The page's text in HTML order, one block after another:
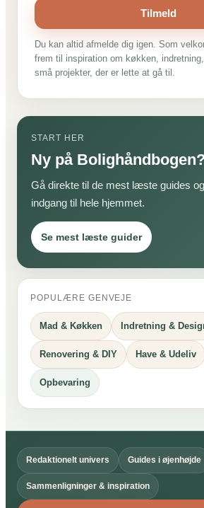
Tilmeld
Du kan altid afmelde dig igen. Som
frem til inspiration om køkken,
små projekter, der er lette at gå til.
START HER
Ny på Bolighåndbogen?
Gå direkte til de mest læste guides
indgang til hele hjemmet.
Se mest læste guider
POPULÆRE GENVEJE
Mad & Køkken Indretning &
Renovering & DIY Have & Udeliv
Opbevaring
Redaktionelt univers Guides i øjenhøjde
Sammenligninger & inspiration